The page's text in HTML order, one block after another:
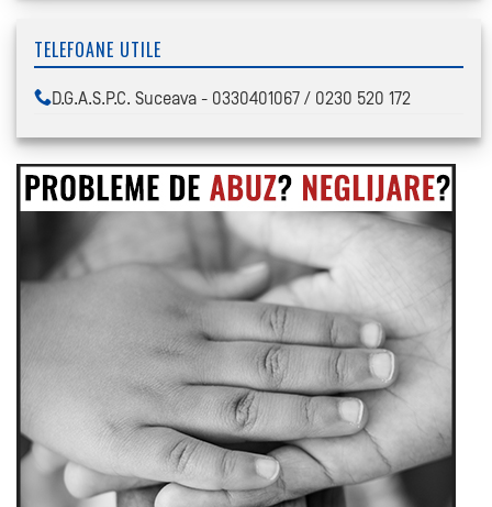
TELEFOANE UTILE
D.G.A.S.P.C. Suceava - 0330401067 / 0230 520 172